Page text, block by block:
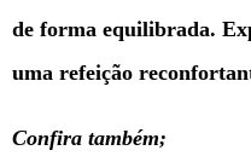
de forma equilibrada.
uma refeição
Confira também;